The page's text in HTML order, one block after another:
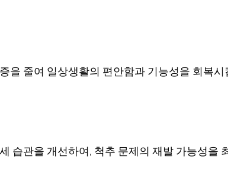
을 줄여 일상생활의 편안함과 기능성을 회복시
습관을 개선하여, 척추 문제의 재발 가능성을